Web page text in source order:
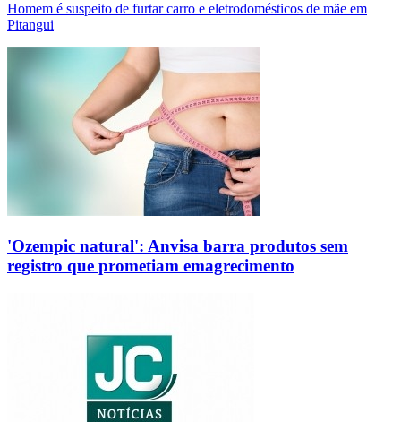
Homem é suspeito de furtar carro e eletrodomésticos de mãe em
Pitangui
'Ozempic natural': Anvisa barra produtos sem
registro que prometiam emagrecimento